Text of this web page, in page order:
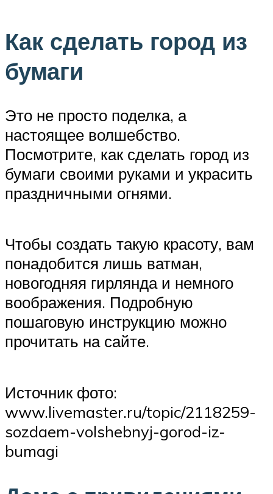
Как сделать город из
бумаги
Это не просто поделка, а
настоящее волшебство.
Посмотрите, как сделать город из
бумаги своими руками и украсить
праздничными огнями.
Чтобы создать такую красоту, вам
понадобится лишь ватман,
новогодняя гирлянда и немного
воображения. Подробную
пошаговую инструкцию можно
прочитать на сайте.
Источник фото:
www.livemaster.ru/topic/2118259-
sozdaem-volshebnyj-gorod-iz-
bumagi